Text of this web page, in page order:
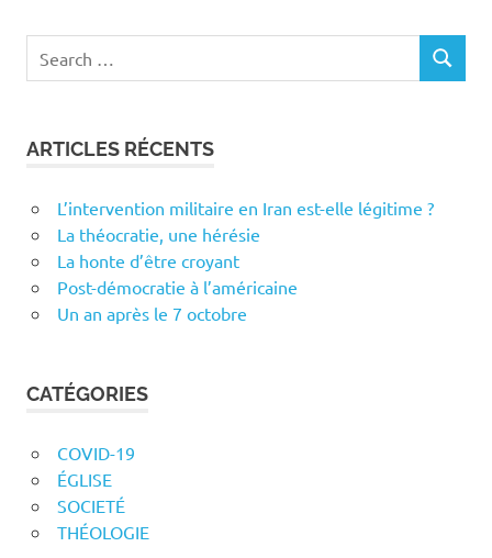
for:
SEARCH
ARTICLES RÉCENTS
L’intervention militaire en Iran est-elle légitime ?
La théocratie, une hérésie
La honte d’être croyant
Post-démocratie à l’américaine
Un an après le 7 octobre
CATÉGORIES
COVID-19
ÉGLISE
SOCIETÉ
THÉOLOGIE